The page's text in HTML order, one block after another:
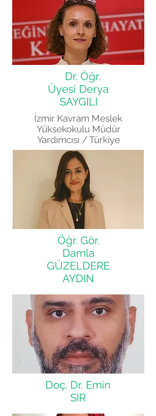
Dr. Öğr.
Üyesi Derya
SAYGILI
İzmir Kavram Meslek
Yüksekokulu Müdür
Yardımcısı / Türkiye
Öğr. Gör.
Damla
GÜZELDERE
AYDIN
Doç. Dr. Emin
SIR